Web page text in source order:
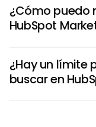
marketing,
análisis. La
¿Cómo puedo
HubSpot
aplica filtros de
nombres para los
¿Hay un límite
buscar en